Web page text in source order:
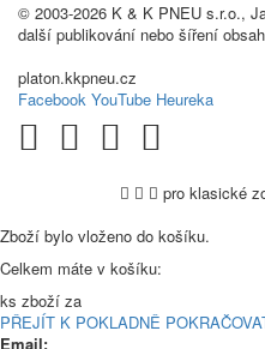
© 2003-2026 K & K PNEU s.r.o.,
další publikování nebo šíření
platon.kkpneu.cz
Facebook YouTube Heureka
pro klasické
Zboží bylo vloženo do košíku.
Celkem máte v košíku:
ks zboží za
PŘEJÍT K POKLADNĚ
Email: